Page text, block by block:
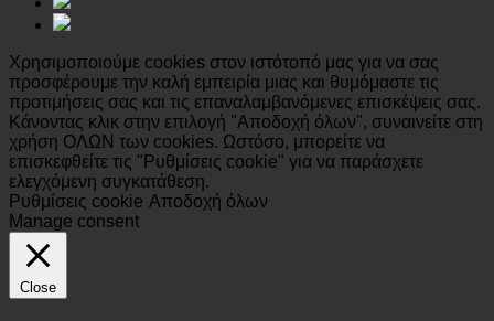
Χρησιμοποιούμε cookies στον ιστότοπό μας για να σας
προσφέρουμε την καλή εμπειρία μιας και θυμόμαστε τις
προτιμήσεις σας και τις επαναλαμβανόμενες επισκέψεις σας.
Κάνοντας κλικ στην επιλογή "Αποδοχή όλων", συναινείτε στη
χρήση ΟΛΩΝ των cookies. Ωστόσο, μπορείτε να
επισκεφθείτε τις "Ρυθμίσεις cookie" για να παράσχετε
ελεγχόμενη συγκατάθεση.
Ρυθμίσεις cookie Αποδοχή όλων
Manage consent
Close